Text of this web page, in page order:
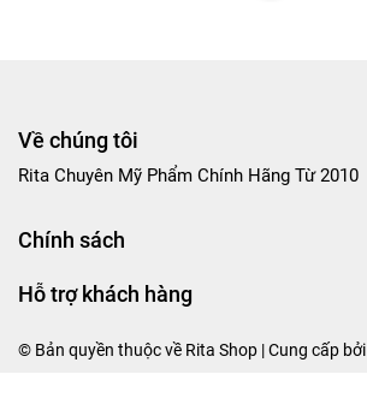
Về chúng tôi
Rita Chuyên Mỹ Phẩm Chính Hãng Từ 2010
Chính sách
Hỗ trợ khách hàng
© Bản quyền thuộc về Rita Shop | Cung cấp bởi